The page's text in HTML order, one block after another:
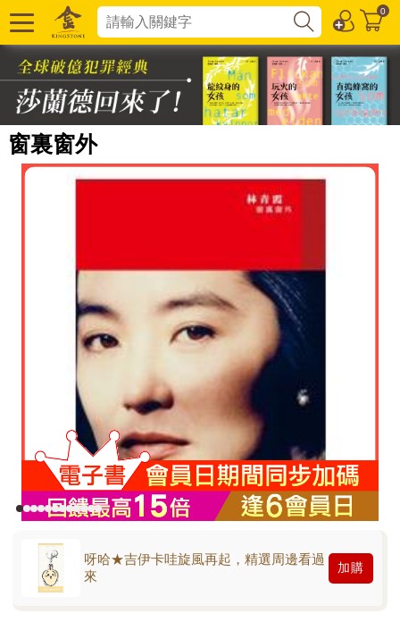
0
窗裏窗外
呀哈★吉伊卡哇旋風再起，精選周邊看過
來
加購